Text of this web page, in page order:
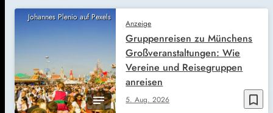
Johannes Plenio auf Pexels
bookmark_border
Anzeige
5. Aug. 2026
Gruppenreisen zu Münchens
Großveranstaltungen: Wie
Vereine und Reisegruppen
anreisen